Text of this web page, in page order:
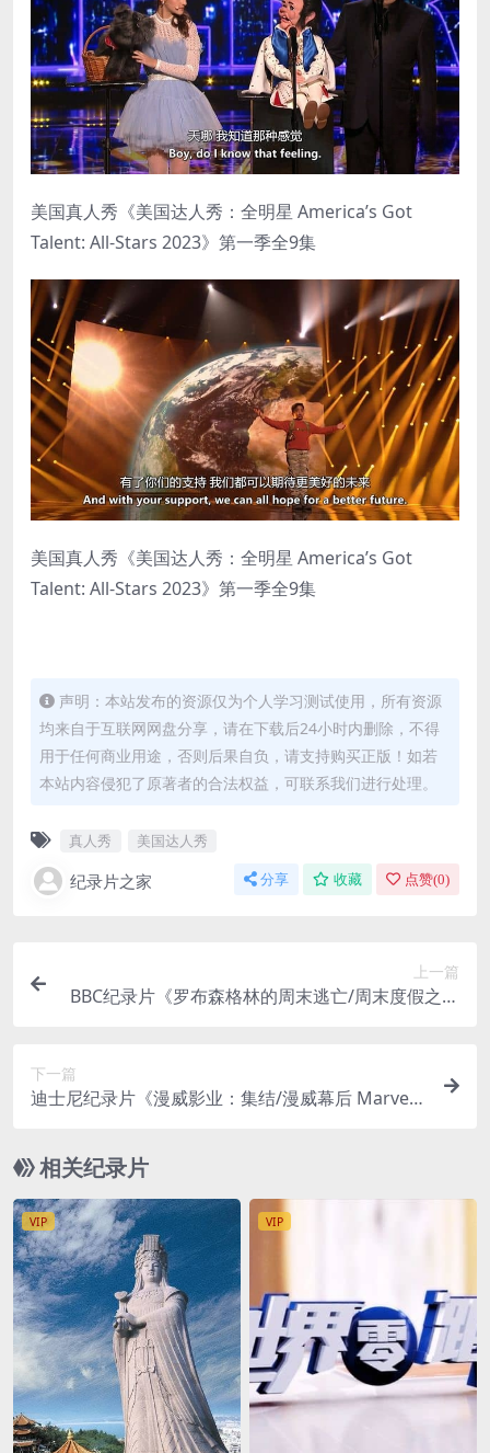
美国真人秀《美国达人秀：全明星 America’s Got
Talent: All-Stars 2023》第一季全9集
美国真人秀《美国达人秀：全明星 America’s Got
Talent: All-Stars 2023》第一季全9集
声明：本站发布的资源仅为个人学习测试使用，所有资源
均来自于互联网网盘分享，请在下载后24小时内删除，不得
用于任何商业用途，否则后果自负，请支持购买正版！如若
本站内容侵犯了原著者的合法权益，可联系我们进行处理。
真人秀 美国达人秀
纪录片之家 分享 收藏 点赞(0)
上一篇
BBC纪录片《罗布森格林的周末逃亡/周末度假之旅
下一篇
迪士尼纪录片《漫威影业：集结/漫威幕后 Marvel
官方纯净版 1080P/MP4/29.3G
相关纪录片
VIP VIP